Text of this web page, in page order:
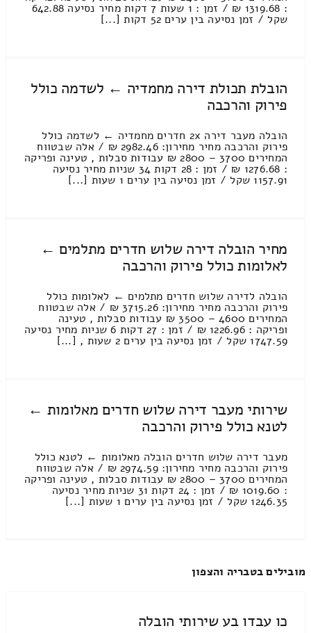
: 1319.68 ₪ / זמן : 1 שעות 7 דקות מחיר נסיעה 642.88
שקל / זמן נסיעה בין ערים 52 דקות [...]
הובלת תכולת דירה מחמדיה ← לשדמה כולל
פירוק והרכבה
הובלה מעבר דירה 2x חדרים מחמדיה ← לשדמה כולל
פירוק והרכבה מחיר מחירון: 2982.46 ₪ / אלה שבטווח
המחירים 3700 – 2800 ₪ עבודות סבלות , טעינה ופריקה
: 1276.68 ₪ / זמן : 28 דקות 34 שניות מחיר נסיעה
1157.91 שקל / זמן נסיעה בין ערים 1 שעות [...]
מחיר הובלה דירה שלוש חדרים מתלמים ←
לאלומות כולל פירוק והרכבה
הובלה לדירה שלוש חדרים מתלמים ← לאלומות כולל
פירוק והרכבה מחיר מחירון: 3715.26 ₪ / אלה שבטווח
המחירים 4600 – 3500 ₪ עבודות סבלות , טעינה
ופריקה : 1226.96 ₪ / זמן : 27 דקות 6 שניות מחיר נסיעה
1747.59 שקל / זמן נסיעה בין ערים 2 שעות , [...]
שירותי מעבר דירה שלוש חדרים מאלומות ←
לטנא כולל פירוק והרכבה
מעבר דירה שלוש חדרים הובלה מאלומות ← לטנא כולל
פירוק והרכבה מחיר מחירון: 2974.59 ₪ / אלה שבטווח
המחירים 3700 – 2800 ₪ עבודות סבלות , טעינה ופריקה
: 1019.60 ₪ / זמן : 24 דקות 31 שניות מחיר נסיעה
1246.35 שקל / זמן נסיעה בין ערים 1 שעות [...]
מובילים בטבריה והצפון
כו עבדו בע שירותי הובלה